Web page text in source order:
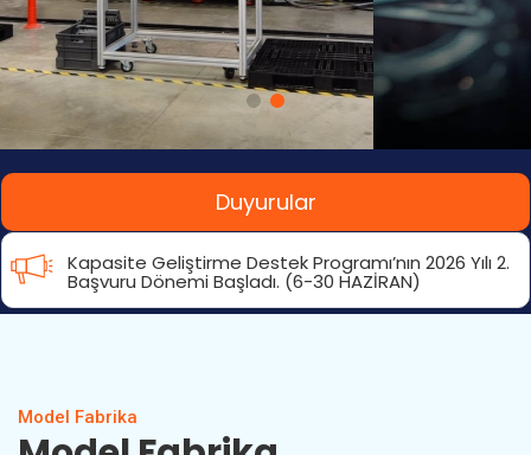
Duyurular
Kapasite Geliştirme Destek Programı’nın 2026 Yılı 2.
Başvuru Dönemi Başladı. (6-30 HAZİRAN)
Model Fabrika